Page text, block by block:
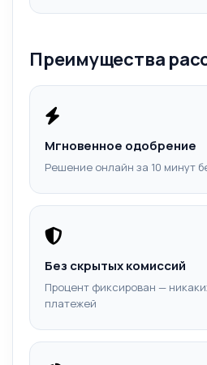
Преимущества
Мгновенное одобрение
Решение онлайн за 10 минут
Без скрытых комиссий
Процент фиксирован —
платежей